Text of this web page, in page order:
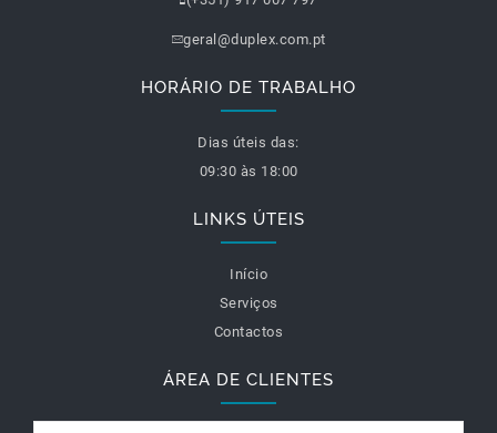
geral@duplex.com.pt
HORÁRIO DE TRABALHO
Dias úteis das:
09:30 às 18:00
LINKS ÚTEIS
Início
Serviços
Contactos
ÁREA DE CLIENTES